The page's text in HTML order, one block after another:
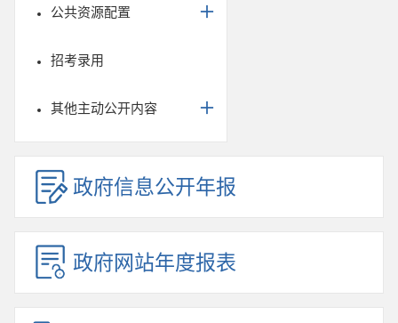
公共资源配置
招考录用
其他主动公开内容
政府信息公开年报
政府网站年度报表